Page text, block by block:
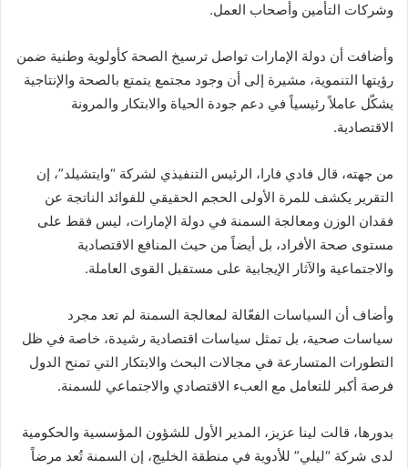
وشركات التأمين وأصحاب العمل.
وأضافت أن دولة الإمارات تواصل ترسيخ الصحة كأولوية وطنية ضمن
رؤيتها التنموية، مشيرة إلى أن وجود مجتمع يتمتع بالصحة والإنتاجية
يشكّل عاملاً رئيسياً في دعم جودة الحياة والابتكار والمرونة
الاقتصادية.
من جهته، قال فادي فارا، الرئيس التنفيذي لشركة “وايتشيلد”، إن
التقرير يكشف للمرة الأولى الحجم الحقيقي للفوائد الناتجة عن
فقدان الوزن ومعالجة السمنة في دولة الإمارات، ليس فقط على
مستوى صحة الأفراد، بل أيضاً من حيث المنافع الاقتصادية
والاجتماعية والآثار الإيجابية على مستقبل القوى العاملة.
وأضاف أن السياسات الفعّالة لمعالجة السمنة لم تعد مجرد
سياسات صحية، بل تمثل سياسات اقتصادية رشيدة، خاصة في ظل
التطورات المتسارعة في مجالات البحث والابتكار التي تمنح الدول
فرصة أكبر للتعامل مع العبء الاقتصادي والاجتماعي للسمنة.
بدورها، قالت لينا عزيز، المدير الأول للشؤون المؤسسية والحكومية
لدى شركة “ليلي” للأدوية في منطقة الخليج، إن السمنة تُعد مرضاً